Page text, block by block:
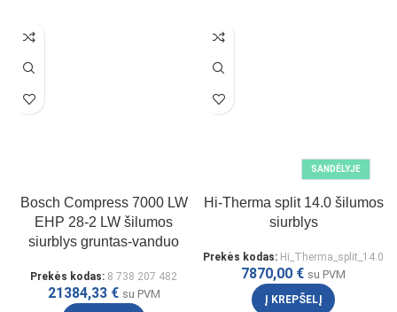
Bosch Compress 7000 LW
EHP 28-2 LW šilumos
siurblys gruntas-vanduo
Prekės kodas: 8 738 207 482
21384,33 € su PVM
SANDĖLYJE
Hi-Therma split 14.0 šilumos
siurblys
Prekės kodas: Hi_Therma_split_14.0
7870,00 € su PVM
Į KREPŠELĮ